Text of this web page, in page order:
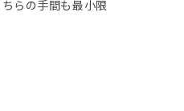
らの手間も最小限